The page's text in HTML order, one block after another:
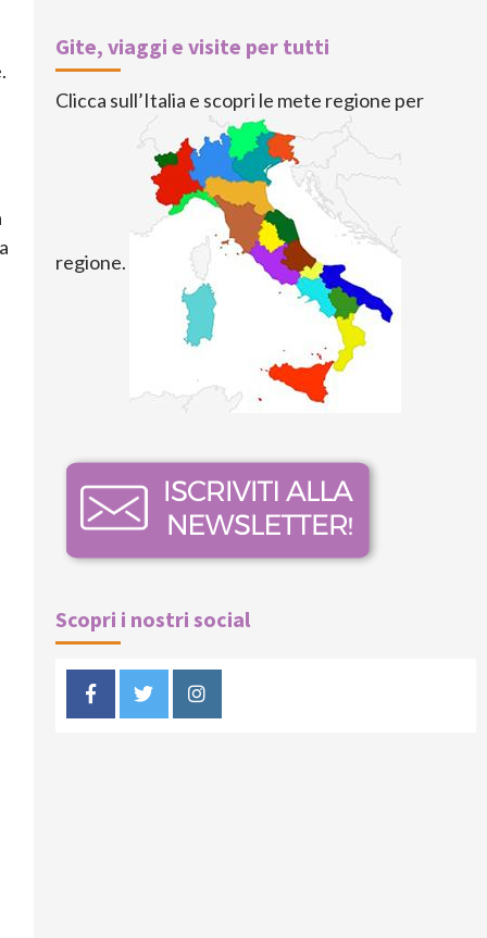
Gite, viaggi e visite per tutti
Clicca sull’Italia e scopri le mete regione per
regione.
Scopri i nostri social
FacebookTwitterInstagram